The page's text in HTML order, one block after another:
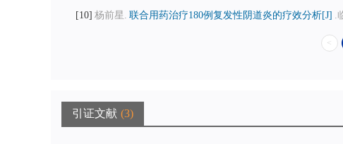
10 杨前星. 联合用药治疗180例复发性阴道炎的疗效分析[J] .
<
引证文献 3